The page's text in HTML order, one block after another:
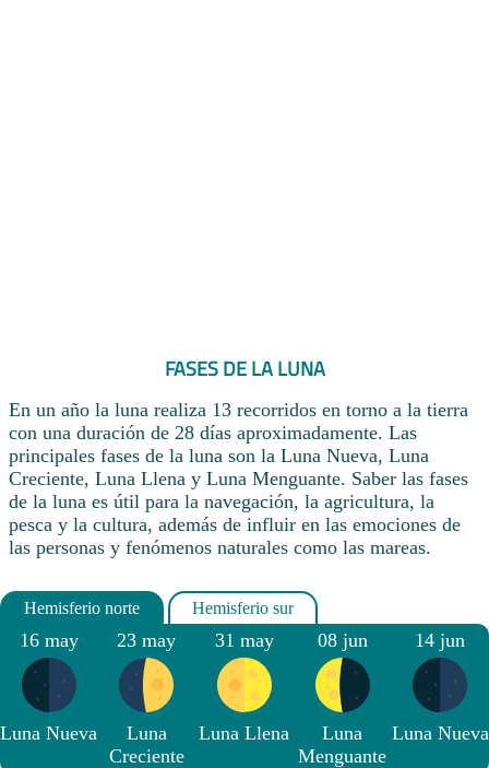
FASES DE LA LUNA
En un año la luna realiza 13 recorridos en torno a la tierra
con una duración de 28 días aproximadamente. Las
principales fases de la luna son la Luna Nueva, Luna
Creciente, Luna Llena y Luna Menguante. Saber las fases
de la luna es útil para la navegación, la agricultura, la
pesca y la cultura, además de influir en las emociones de
las personas y fenómenos naturales como las mareas.
16 may
Luna Nueva
23 may
Luna
Creciente
31 may
Luna Llena
08 jun
Luna
Menguante
14 jun
Luna Nueva